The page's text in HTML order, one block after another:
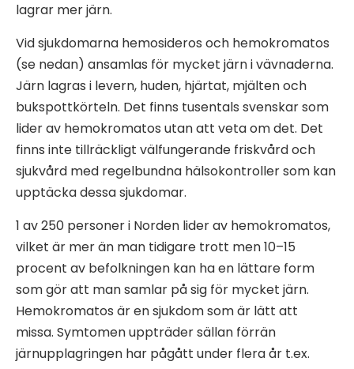
lagrar mer järn.
Vid sjukdomarna hemosideros och hemokromatos
(se nedan) ansamlas för mycket järn i vävnaderna.
Järn lagras i levern, huden, hjärtat, mjälten och
bukspottkörteln. Det finns tusentals svenskar som
lider av hemokromatos utan att veta om det. Det
finns inte tillräckligt välfungerande friskvård och
sjukvård med regelbundna hälsokontroller som kan
upptäcka dessa sjukdomar.
1 av 250 personer i Norden lider av hemokromatos,
vilket är mer än man tidigare trott men 10–15
procent av befolkningen kan ha en lättare form
som gör att man samlar på sig för mycket järn.
Hemokromatos är en sjukdom som är lätt att
missa. Symtomen uppträder sällan förrän
järnupplagringen har pågått under flera år t.ex.